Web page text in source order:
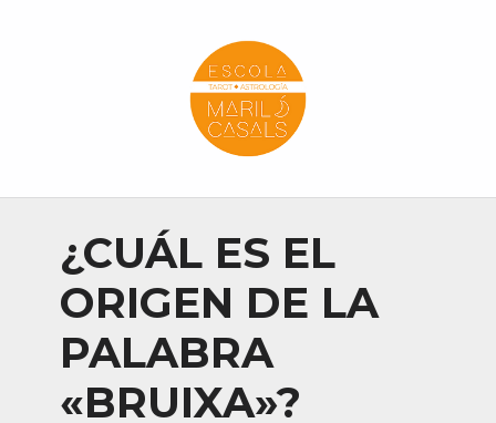
¿CUÁL ES EL
ORIGEN DE LA
PALABRA
«BRUIXA»?